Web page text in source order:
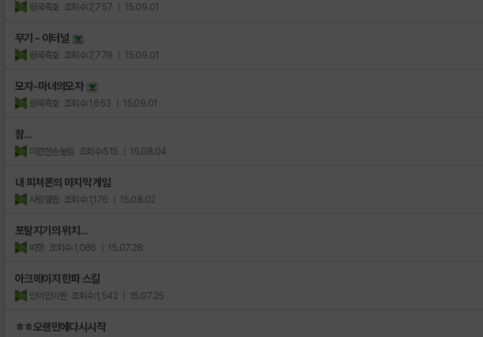
왕국흑호 조회수:2,757 | 15.09.01
무기 - 이터널
왕국흑호 조회수:2,778 | 15.09.01
모자-마녀의모자
왕국흑호 조회수:1,653 | 15.09.01
참...
미련한손놀림 조회수:515 | 15.08.04
내 피쳐폰의 마지막 게임
사랑결핍 조회수:1,176 | 15.08.02
포탈지기의 위치...
따핫 조회수:1,086 | 15.07.28
아크메이지 한파 스킬
민이민이짠 조회수:1,542 | 15.07.25
ㅎㅎ오랜만에다시시작